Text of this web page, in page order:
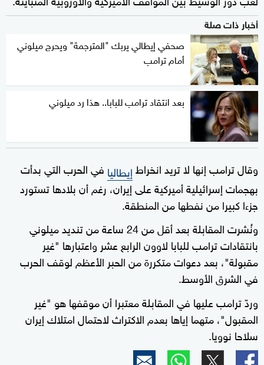
أخبار ذات صلة
صحفي إيطالي يربك "المترجمة" ويحرج ميلوني
أمام ترامب
بعد انتقاد ترامب للبابا.. هذا رد ميلوني
وقال ترامب إنها لا تريد انخراطإيطاليا في الحرب التي بدأت
بهجمات إسرائيلية أميركية على إيران، رغم أن بلادها تستورد
جزءا كبيرا من نفطها من المنطقة.
ونُشرت المقابلة بعد أقل من 24 ساعة من تنديد ميلوني
بانتقادات ترامب للبابا لاوون الرابع عشر واعتبارها "غير
مقبولة"، بعد دعوات متكررة من الحبر الأعظم لوقف الحرب
في الشرق الأوسط.
وردّ ترامب عليها في المقابلة معتبرا أن موقفها هو "غير
المقبول"، متهما إياها بعدم الاكتراث لاحتمال امتلاك إيران
سلاحا نوويا.